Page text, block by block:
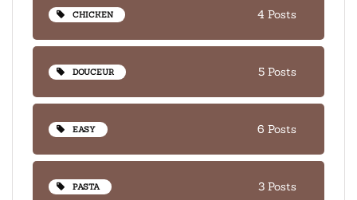
CHICKEN 4 Posts
DOUCEUR 5 Posts
EASY 6 Posts
PASTA 3 Posts